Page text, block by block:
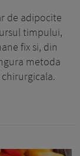
de adipocite
timpului,
fix si, din
metoda